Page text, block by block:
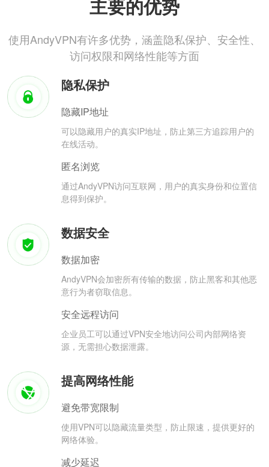
主要的优势
使用AndyVPN有许多优势，涵盖隐私保护、安全性、
访问权限和网络性能等方面
隐私保护
隐藏IP地址
可以隐藏用户的真实IP地址，防止第三方追踪用户的
在线活动。
匿名浏览
通过AndyVPN访问互联网，用户的真实身份和位置信
息得到保护。
数据安全
数据加密
AndyVPN会加密所有传输的数据，防止黑客和其他恶
意行为者窃取信息。
安全远程访问
企业员工可以通过VPN安全地访问公司内部网络资
源，无需担心数据泄露。
提高网络性能
避免带宽限制
使用VPN可以隐藏流量类型，防止限速，提供更好的
网络体验。
减少延迟